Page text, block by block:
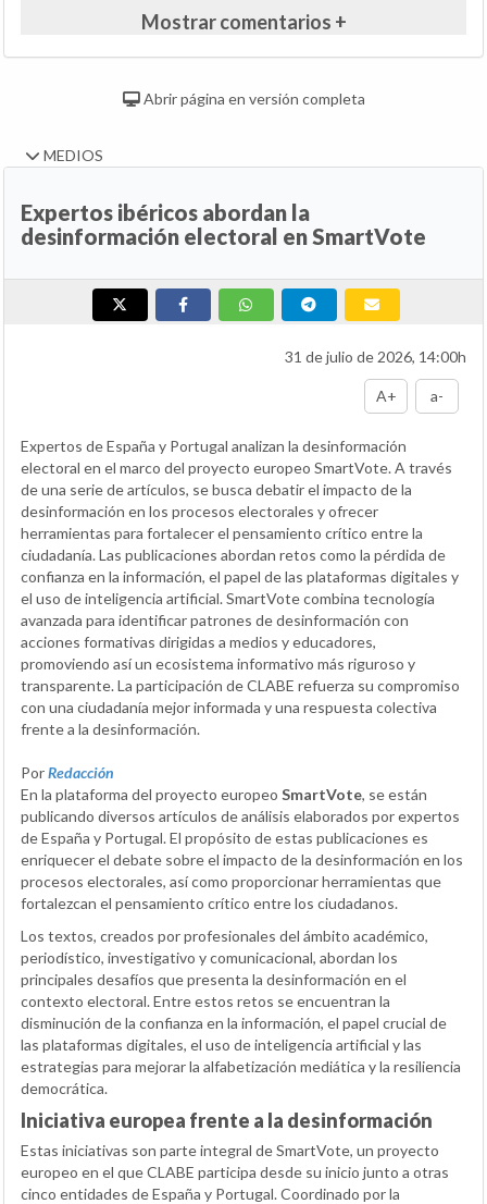
Mostrar comentarios +
Abrir página en versión completa
MEDIOS
Expertos ibéricos abordan la
desinformación electoral en SmartVote
31 de julio de 2026, 14:00h
A+ a-
Expertos de España y Portugal analizan la desinformación
electoral en el marco del proyecto europeo SmartVote. A través
de una serie de artículos, se busca debatir el impacto de la
desinformación en los procesos electorales y ofrecer
herramientas para fortalecer el pensamiento crítico entre la
ciudadanía. Las publicaciones abordan retos como la pérdida de
confianza en la información, el papel de las plataformas digitales y
el uso de inteligencia artificial. SmartVote combina tecnología
avanzada para identificar patrones de desinformación con
acciones formativas dirigidas a medios y educadores,
promoviendo así un ecosistema informativo más riguroso y
transparente. La participación de CLABE refuerza su compromiso
con una ciudadanía mejor informada y una respuesta colectiva
frente a la desinformación.
PorRedacción
En la plataforma del proyecto europeo SmartVote, se están
publicando diversos artículos de análisis elaborados por expertos
de España y Portugal. El propósito de estas publicaciones es
enriquecer el debate sobre el impacto de la desinformación en los
procesos electorales, así como proporcionar herramientas que
fortalezcan el pensamiento crítico entre los ciudadanos.
Los textos, creados por profesionales del ámbito académico,
periodístico, investigativo y comunicacional, abordan los
principales desafíos que presenta la desinformación en el
contexto electoral. Entre estos retos se encuentran la
disminución de la confianza en la información, el papel crucial de
las plataformas digitales, el uso de inteligencia artificial y las
estrategias para mejorar la alfabetización mediática y la resiliencia
democrática.
Iniciativa europea frente a la desinformación
Estas iniciativas son parte integral de SmartVote, un proyecto
europeo en el que CLABE participa desde su inicio junto a otras
cinco entidades de España y Portugal. Coordinado por la